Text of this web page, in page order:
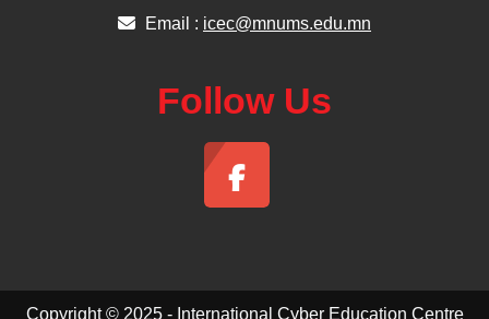
Email : icec@mnums.edu.mn
Follow Us
Copyright © 2025 - International Cyber Education Centre